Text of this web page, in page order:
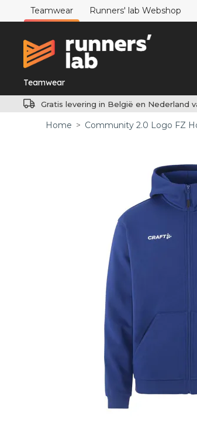
Teamwear Runners' lab Webshop
Teamwear
Gratis levering in België en Nederland
Home > Community 2.0 Logo FZ